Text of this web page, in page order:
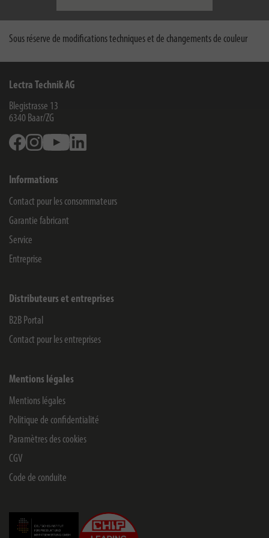
Sous réserve de modifications techniques et de changements de couleur
Lectra Technik AG
Blegistrasse 13
6340 Baar/ZG
FacebookInstagramYoutube
Informations
Contact pour les consommateurs
Garantie fabricant
Service
Entreprise
Distributeurs et entreprises
B2B Portal
Contact pour les entreprises
Mentions légales
Mentions légales
Politique de confidentialité
Paramètres des cookies
CGV
Code de conduite